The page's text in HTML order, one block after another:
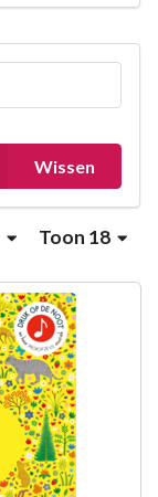
Wissen
Toon 18